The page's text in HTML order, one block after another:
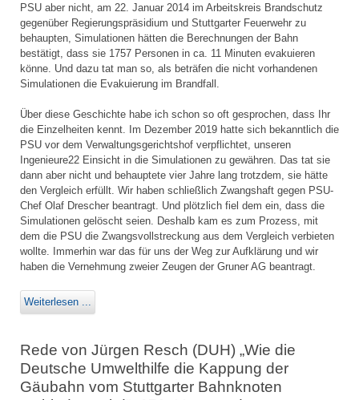
PSU aber nicht, am 22. Januar 2014 im Arbeitskreis Brandschutz
gegenüber Regierungspräsidium und Stuttgarter Feuerwehr zu
behaupten, Simulationen hätten die Berechnungen der Bahn
bestätigt, dass sie 1757 Personen in ca. 11 Minuten evakuieren
könne. Und dazu tat man so, als beträfen die nicht vorhandenen
Simulationen die Evakuierung im Brandfall.
Über diese Geschichte habe ich schon so oft gesprochen, dass Ihr
die Einzelheiten kennt. Im Dezember 2019 hatte sich bekanntlich die
PSU vor dem Verwaltungsgerichtshof verpflichtet, unseren
Ingenieure22 Einsicht in die Simulationen zu gewähren. Das tat sie
dann aber nicht und behauptete vier Jahre lang trotzdem, sie hätte
den Vergleich erfüllt. Wir haben schließlich Zwangshaft gegen PSU-
Chef Olaf Drescher beantragt. Und plötzlich fiel dem ein, dass die
Simulationen gelöscht seien. Deshalb kam es zum Prozess, mit
dem die PSU die Zwangsvollstreckung aus dem Vergleich verbieten
wollte. Immerhin war das für uns der Weg zur Aufklärung und wir
haben die Vernehmung zweier Zeugen der Gruner AG beantragt.
Weiterlesen ...
Rede von Jürgen Resch (DUH) „Wie die
Deutsche Umwelthilfe die Kappung der
Gäubahn vom Stuttgarter Bahnknoten